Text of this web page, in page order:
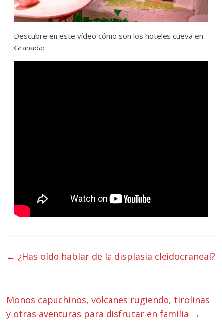
Descubre en este vídeo cómo son los hoteles cueva en
Granada:
← ¿Has oído hablar de la displasia cleidocraneal?
Monos capuchinos, volcanes rugiendo, tirolinas
y otras aventuras para disfrutar en familia →